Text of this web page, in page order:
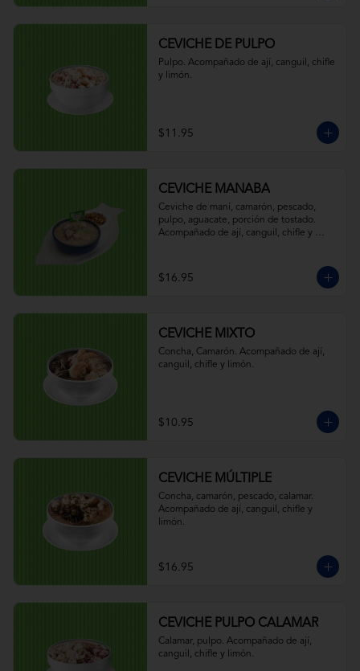
CEVICHE DE PULPO
Pulpo. Acompañado de ají, canguil, chifle
y limón.
$11.95
CEVICHE MANABA
Ceviche de maní, camarón, pescado,
pulpo, aguacate, porción de tostado.
Acompañado de ají, canguil, chifle y
$16.95
CEVICHE MIXTO
Concha, Camarón. Acompañado de ají,
canguil, chifle y limón.
$10.95
CEVICHE MÚLTIPLE
Concha, camarón, pescado, calamar.
Acompañado de ají, canguil, chifle y
limón.
$16.95
CEVICHE PULPO CALAMAR
Calamar, pulpo. Acompañado de ají,
canguil, chifle y limón.